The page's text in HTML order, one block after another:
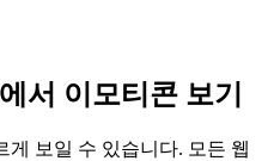
서 이모티콘 보기
게 보일 수 있습니다. 모든 웹